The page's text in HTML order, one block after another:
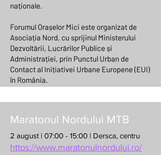
naționale.
Forumul Orașelor Mici este organizat de
Asociația Nord, cu sprijinul Ministerului
Dezvoltării, Lucrărilor Publice și
Administrației, prin Punctul Urban de
Contact al Inițiativei Urbane Europene (EUI)
în România.
Maratonul Nordului MTB
2 august | 07:00 - 15:00 | Dersca, centru
https://www.maratonulnordului.ro/